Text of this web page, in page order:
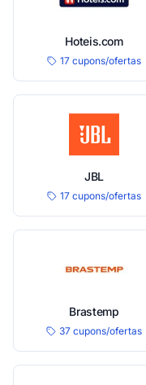
Hoteis.com
17 cupons/ofertas
JBL
17 cupons/ofertas
Brastemp
37 cupons/ofertas